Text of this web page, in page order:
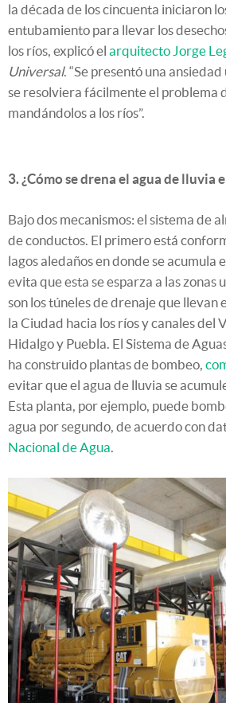
la década de los cincuenta iniciaron
entubamiento para llevar los
los ríos, explicó el arquitecto Jorge
Universal. “Se presentó una
se resolviera fácilmente el problema
mandándolos a los ríos”.
3. ¿Cómo se drena el agua de lluvia
Bajo dos mecanismos: el sistema de
de conductos. El primero está
lagos aledaños en donde se acumula
evita que esta se esparza a las zonas
son los túneles de drenaje que llevan
la Ciudad hacia los ríos y canales del
Hidalgo y Puebla. El Sistema de
ha construido plantas de bombeo,
evitar que el agua de lluvia se
Esta planta, por ejemplo, puede
agua por segundo, de acuerdo con
Nacional de Agua